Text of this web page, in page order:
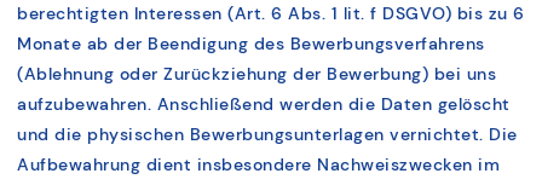
berechtigten Interessen (Art. 6 Abs. 1 lit. f DSGVO) bis zu 6
Monate ab der Beendigung des Bewerbungsverfahrens
(Ablehnung oder Zurückziehung der Bewerbung) bei uns
aufzubewahren. Anschließend werden die Daten gelöscht
und die physischen Bewerbungsunterlagen vernichtet. Die
Aufbewahrung dient insbesondere Nachweiszwecken im